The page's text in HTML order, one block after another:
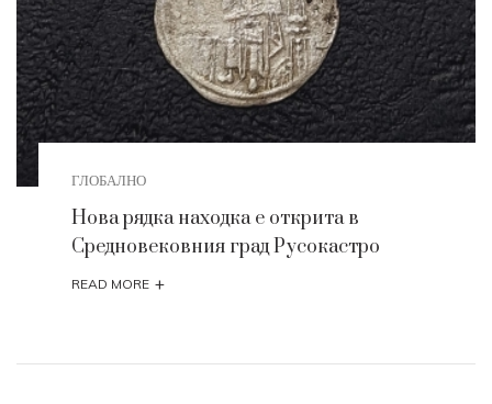
ГЛОБАЛНО
Нова рядка находка е открита в
Средновековния град Русокастро
READ MORE +